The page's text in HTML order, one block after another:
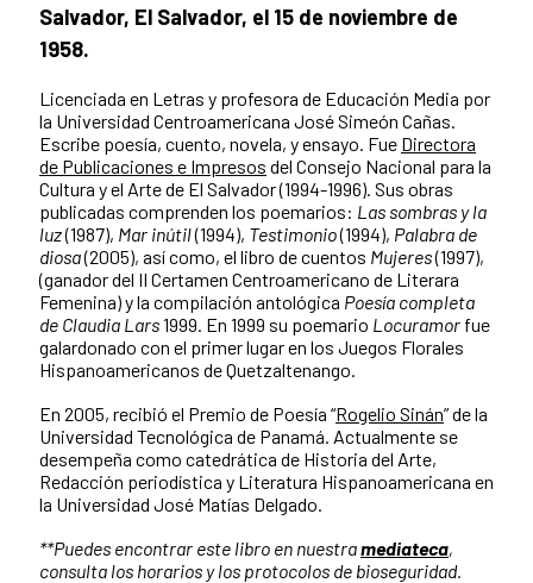
Salvador, El Salvador, el 15 de noviembre de
1958.
Licenciada en Letras y profesora de Educación Media por
la Universidad Centroamericana José Simeón Cañas.
Escribe poesía, cuento, novela, y ensayo. Fue Directora
de Publicaciones e Impresos del Consejo Nacional para la
Cultura y el Arte de El Salvador (1994-1996). Sus obras
publicadas comprenden los poemarios: Las sombras y la
luz(1987), Mar inútil(1994), Testimonio(1994), Palabra de
diosa(2005), así como, el libro de cuentos Mujeres(1997),
(ganador del II Certamen Centroamericano de Literara
Femenina) y la compilación antológica Poesía completa
de Claudia Lars1999. En 1999 su poemario Locuramor fue
galardonado con el primer lugar en los Juegos Florales
Hispanoamericanos de Quetzaltenango.
En 2005, recibió el Premio de Poesía “Rogelio Sinán” de la
Universidad Tecnológica de Panamá. Actualmente se
desempeña como catedrática de Historia del Arte,
Redacción periodística y Literatura Hispanoamericana en
la Universidad José Matías Delgado.
**Puedes encontrar este libro en nuestramediateca,
consulta los horarios y los protocolos de bioseguridad.